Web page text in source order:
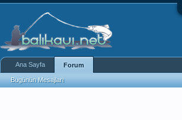
Ana Sayfa Forum
Bugünün Mesajları